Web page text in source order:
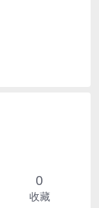
0
收藏